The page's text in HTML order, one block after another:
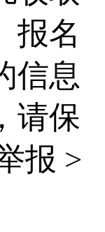
报名
信息
请保
报 >